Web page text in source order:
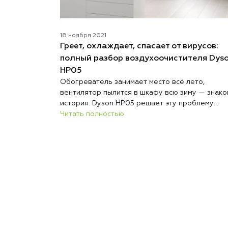
18 ноября 2021
Греет, охлаждает, спасает от вирусов:
полный разбор воздухоочистителя
HP05
Обогреватель занимает место всё лето,
вентилятор пылится в шкафу всю зиму —
история. Dyson HP05 решает эту проблему
радикально: один компактный прибор круглый
Читать полностью